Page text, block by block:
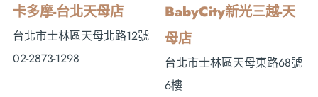
卡多摩-台北天母店
台北市士林區天母北路12號
02-2873-1298
BabyCity新光三越-天
母店
台北市士林區天母東路68號
6樓